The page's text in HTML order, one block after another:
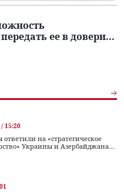
ее в довери...
15:20
ответили на «стратегическое
Украины и Азербайджана...